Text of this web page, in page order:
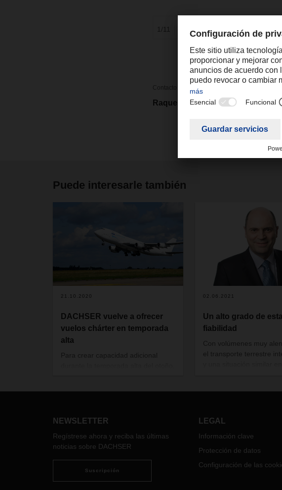
1/11 5
Contacto
Raquel Forte
Puede interesarle también
21.10.2020
DACHSER vuelve a ofrecer
vuelos chárter en temporada
alta
Para crear capacidad adicional
chárter realizará la ruta Frankfurt –
semana.
02.06.2021
Un alto grado de
fiabilidad
Con volúmenes muy
el transporte terrestre
de DACHSER Iberia,
combinación inteligente
de suministro regionales
perspectivas para 2021.
NEWSLETTER
Regístrese ahora y reciba las últimas
noticias sobre DACHSER
Suscripción
LEGAL
Información clave
Protección de datos
Configuración de las